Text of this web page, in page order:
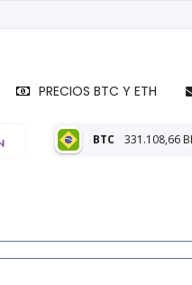
PRECIOS BTC Y ETH
331.108,66 BRL -0,12% ETH